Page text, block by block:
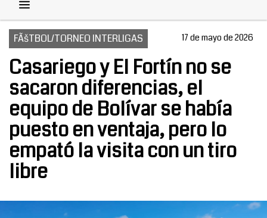
FÃšTBOL/TORNEO INTERLIGAS 17 de mayo de 2026
Casariego y El Fortín no se
sacaron diferencias, el
equipo de Bolívar se había
puesto en ventaja, pero lo
empató la visita con un tiro
libre